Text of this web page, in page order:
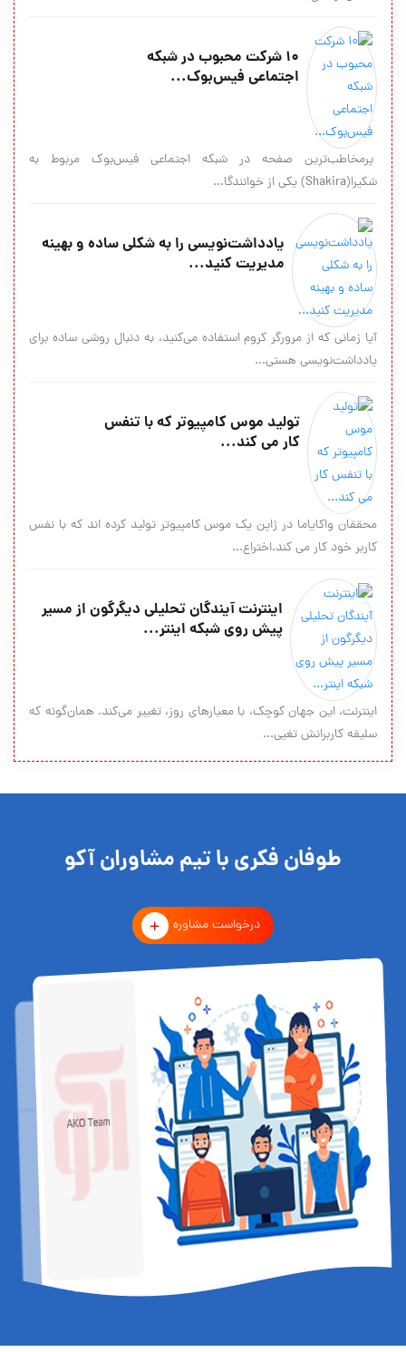
۱۰ شرکت محبوب در شبکه
اجتماعی فیس‌بوک...
پرمخاطب‌ترین صفحه در شبکه اجتماعی فیس‌بوک مربوط به
شکیرا(Shakira) یکی از خوانندگا...
یادداشت‌نویسی را به شکلی ساده و بهینه
مدیریت کنید...
آیا زمانی که از مرورگر کروم استفاده می‌کنید، به دنبال روشی ساده برای
یادداشت‌نویسی هستی...
تولید موس کامپیوتر که با تنفس
کار می کند...
محققان واکایاما در ژاپن یک موس کامپیوتر تولید کرده اند که با نفس
کاربر خود کار می کند.اختراع...
اینترنت آیندگان تحلیلی دیگرگون از مسیر
پیش روی شبکه اینتر...
اینترنت، این جهان کوچک، با معیارهای روز، تغییر می‌کند. همان‌گونه که
سلیقه کاربرانش تغیی...
طوفان فکری با تیم مشاوران آکو
درخواست مشاوره